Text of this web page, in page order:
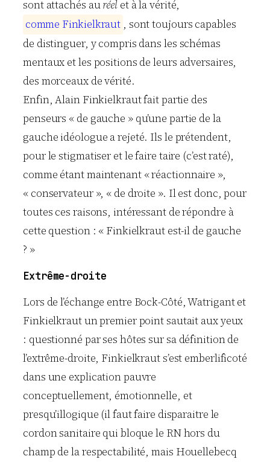
sont attachés auréelet à la vérité,
comme Finkielkraut , sont toujours capables
de distinguer, y compris dans les schémas
mentaux et les positions de leurs adversaires,
des morceaux de vérité.
Enfin, Alain Finkielkraut fait partie des
penseurs « de gauche » qu’une partie de la
gauche idéologue a rejeté. Ils le prétendent,
pour le stigmatiser et le faire taire (c’est raté),
comme étant maintenant « réactionnaire »,
« conservateur », « de droite ». Il est donc, pour
toutes ces raisons, intéressant de répondre à
cette question : « Finkielkraut est-il de gauche
? »
Extrême-droite
Lors de l’échange entre Bock-Côté, Watrigant et
Finkielkraut un premier point sautait aux yeux
: questionné par ses hôtes sur sa définition de
l’extrême-droite, Finkielkraut s’est emberlificoté
dans une explication pauvre
conceptuellement, émotionnelle, et
presqu’illogique (il faut faire disparaitre le
cordon sanitaire qui bloque le RN hors du
champ de la respectabilité, mais Houellebecq